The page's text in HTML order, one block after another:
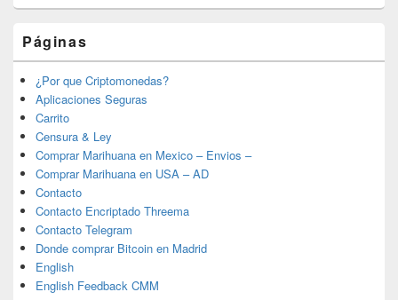
Páginas
¿Por que Criptomonedas?
Aplicaciones Seguras
Carrito
Censura & Ley
Comprar Marihuana en Mexico – Envios –
Comprar Marihuana en USA – AD
Contacto
Contacto Encriptado Threema
Contacto Telegram
Donde comprar Bitcoin en Madrid
English
English Feedback CMM